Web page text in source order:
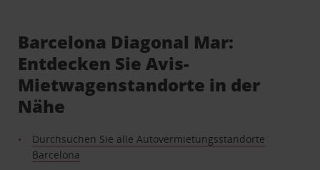
Barcelona Diagonal Mar:
Entdecken Sie Avis-
Mietwagenstandorte in der
Nähe
Durchsuchen Sie alle Autovermietungsstandorte
Barcelona